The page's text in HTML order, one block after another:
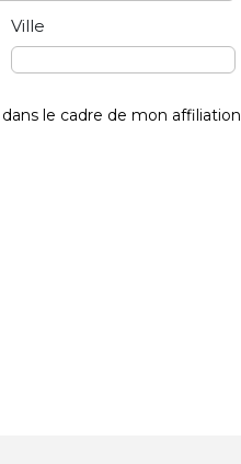
Ville
le cadre de mon affiliation